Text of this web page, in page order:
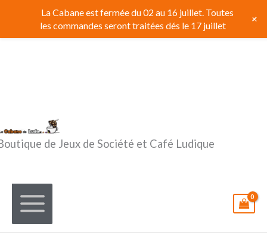
contenu
de Jeux de Société et Café Ludique
La Cabane est fermée du 02 au 16 juillet. Toutes
les commandes seront traitées dés le 17 juillet
+